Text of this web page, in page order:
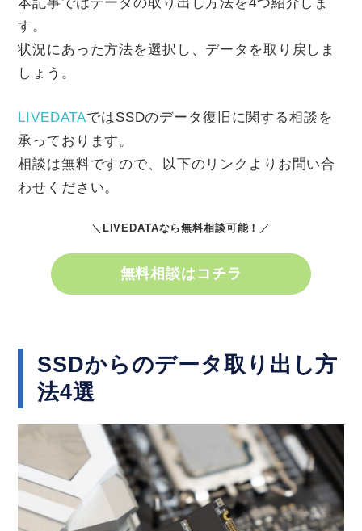
本記事ではデータの取り出し方法を4つ紹介しま
す。
状況にあった方法を選択し、データを取り戻しま
しょう。
LIVEDATAではSSDのデータ復旧に関する相談を
承っております。
相談は無料ですので、以下のリンクよりお問い合
わせください。
＼ LIVEDATAなら無料相談可能！ ／
無料相談はコチラ
SSDからのデータ取り出し方
法4選